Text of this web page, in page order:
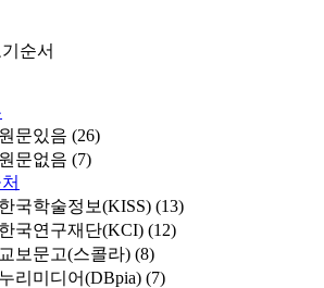
순서
원문있음 (26)
원문없음 (7)
한국학술정보(KISS) (13)
한국연구재단(KCI) (12)
교보문고(스콜라) (8)
누리미디어(DBpia) (7)